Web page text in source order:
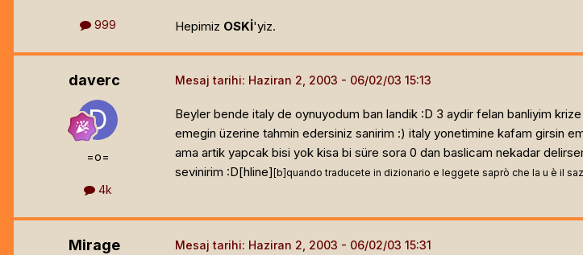
999 Hepimiz OSKİ'yiz.
daverc
=o=
4k
Mesaj tarihi: Haziran 2, 2003
Beyler bende italy de oynuyodum ban landik :D 3 aydir felan banliyim
emegin üzerine tahmin edersiniz sanirim :) italy yonetimine kafam girsin
ama artik yapcak bisi yok kisa bi süre sora 0 dan baslicam nekadar
sevinirim :D[hline] [b]quando traducete in dizionario e leggete saprò che la u è il
Mirage Mesaj tarihi: Haziran 2, 2003